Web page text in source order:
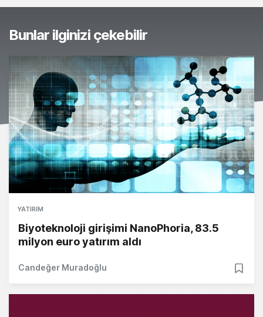
Bunlar ilginizi çekebilir
YATIRIM
Biyoteknoloji girişimi NanoPhoria, 83.5
milyon euro yatırım aldı
Candeğer Muradoğlu